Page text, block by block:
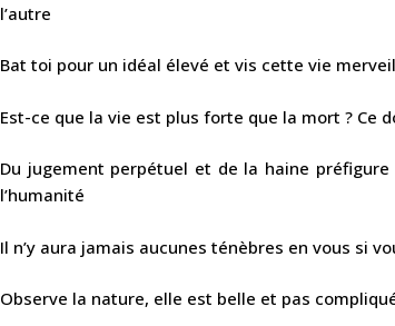
l’autre
Bat toi pour un idéal élevé et vis cette vie
Est-ce que la vie est plus forte que la mort ? Ce
Du jugement perpétuel et de la haine
l’humanité
Il n’y aura jamais aucunes ténèbres en vous si
Observe la nature, elle est belle et pas